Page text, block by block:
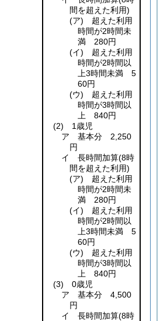
間を超えた利用)
(ア) 超えた利用
時間が2時間未
満 280円
(イ) 超えた利用
時間が2時間以
上3時間未満 5
60円
(ウ) 超えた利用
時間が3時間以
上 840円
(2) 1歳児
ア 基本分 2,250
円
イ 長時間加算(8時
間を超えた利用)
(ア) 超えた利用
時間が2時間未
満 280円
(イ) 超えた利用
時間が2時間以
上3時間未満 5
60円
(ウ) 超えた利用
時間が3時間以
上 840円
(3) 0歳児
ア 基本分 4,500
円
イ 長時間加算(8時